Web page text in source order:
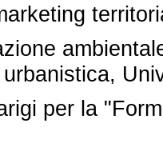
per la